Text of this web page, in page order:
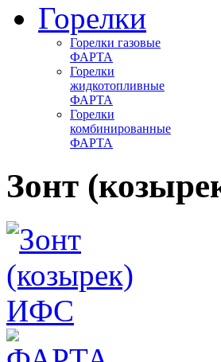
Горелки
Горелки газовые
ФАРТА
Горелки
жидкотопливные
ФАРТА
Горелки
комбинированные
ФАРТА
Зонт